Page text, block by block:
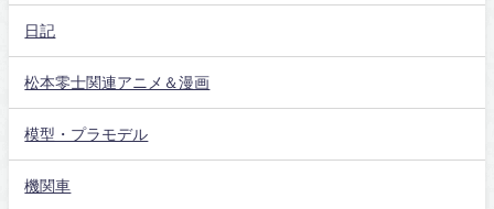
日記
松本零士関連アニメ＆漫画
模型・プラモデル
機関車